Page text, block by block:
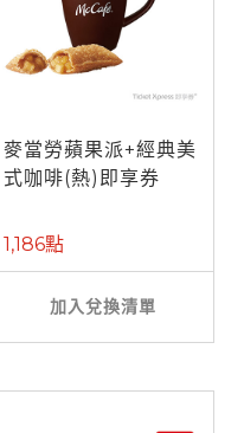
麥當勞蘋果派+經典美
式咖啡(熱)即享券
1,186點
加入兌換清單